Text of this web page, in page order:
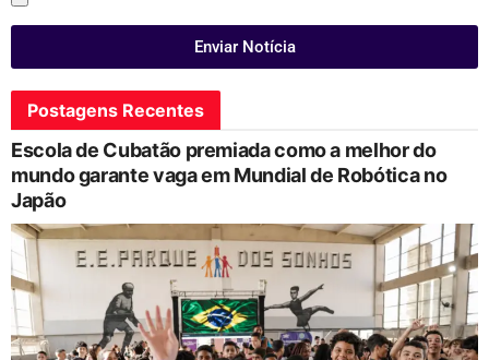
Enviar Notícia
Postagens Recentes
Escola de Cubatão premiada como a melhor do
mundo garante vaga em Mundial de Robótica no
Japão